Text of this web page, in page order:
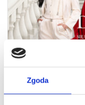
Zgoda